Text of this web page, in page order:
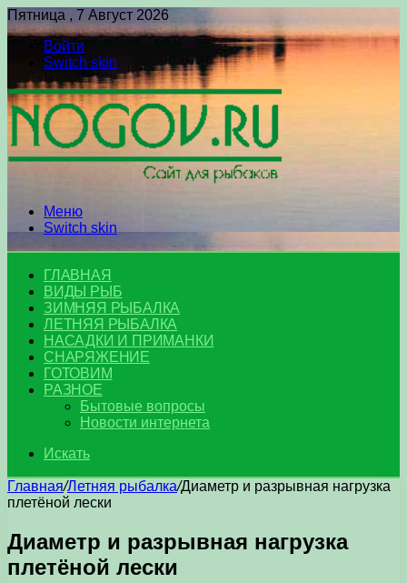
Пятница , 7 Август 2026
Войти
Switch skin
Меню
Switch skin
ГЛАВНАЯ
ВИДЫ РЫБ
ЗИМНЯЯ РЫБАЛКА
ЛЕТНЯЯ РЫБАЛКА
НАСАДКИ И ПРИМАНКИ
СНАРЯЖЕНИЕ
ГОТОВИМ
РАЗНОЕ
Бытовые вопросы
Новости интернета
Искать
Главная/Летняя рыбалка/Диаметр и разрывная нагрузка
плетёной лески
Диаметр и разрывная нагрузка
плетёной лески